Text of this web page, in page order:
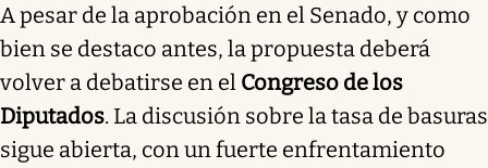
A pesar de la aprobación en el Senado, y como
bien se destaco antes, la propuesta deberá
volver a debatirse en el Congreso de los
Diputados. La discusión sobre la tasa de basuras
sigue abierta, con un fuerte enfrentamiento